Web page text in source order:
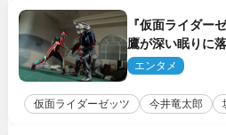
『仮面ライダー
鷹が深い眠りに
エンタメ
仮面ライダーゼッツ 今井竜太郎